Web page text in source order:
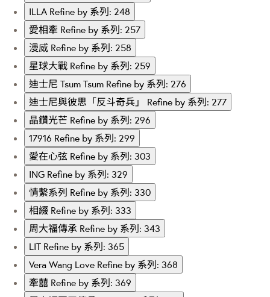
ILLA Refine by 系列: 248
愛相牽 Refine by 系列: 257
漫威 Refine by 系列: 258
星球大戰 Refine by 系列: 259
迪士尼 Tsum Tsum Refine by 系列: 276
迪士尼與彼思「反斗奇兵」 Refine by 系列: 277
晶鑽光芒 Refine by 系列: 296
17916 Refine by 系列: 299
愛在心弦 Refine by 系列: 303
ING Refine by 系列: 329
情繫系列 Refine by 系列: 330
相綴 Refine by 系列: 333
周大福傳承 Refine by 系列: 343
LIT Refine by 系列: 365
Vera Wang Love Refine by 系列: 368
牽囍 Refine by 系列: 369